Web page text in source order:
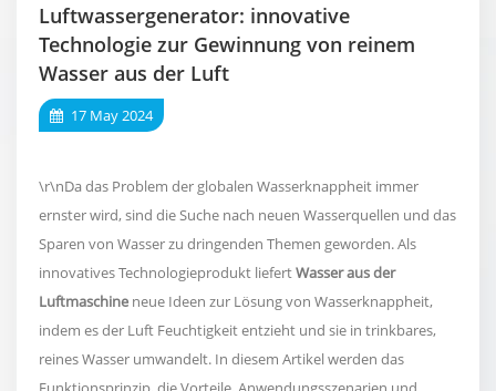
Luftwassergenerator: innovative
Technologie zur Gewinnung von reinem
Wasser aus der Luft
17 May 2024
\r\nDa das Problem der globalen Wasserknappheit immer
ernster wird, sind die Suche nach neuen Wasserquellen und das
Sparen von Wasser zu dringenden Themen geworden. Als
innovatives Technologieprodukt liefertWasser aus der
Luftmaschine neue Ideen zur Lösung von Wasserknappheit,
indem es der Luft Feuchtigkeit entzieht und sie in trinkbares,
reines Wasser umwandelt. In diesem Artikel werden das